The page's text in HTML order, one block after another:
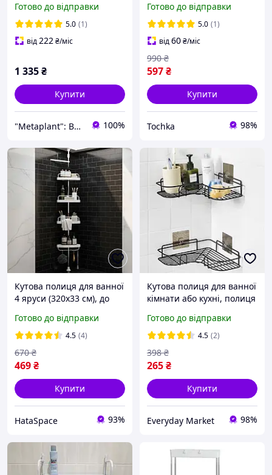
поличками для дрібних
речей
Готово до відправки
5.0 (1)
від222₴/міс
1 335₴
Купити
"Metaplant": Ваш сад у вашій кімнаті! 100%
компактна етажерка для
ванної кімнати стелаж
для зберігання білизни
Готово до відправки
5.0 (1)
від60₴/міс
597₴
990 ₴
Купити
Tochka 98%
Кутова полиця для ванної
4 яруси (320х33 см), до
GY-18 / Телескопічна
полиця у ванну
Готово до відправки
4.5 (4)
469₴
670 ₴
Купити
HataSpace 93%
Кутова полиця для ванної
кімнати або кухні, полиця
вантажопідйомністю до
6кг
Готово до відправки
4.5 (2)
265₴
398 ₴
Купити
Everyday Market 98%